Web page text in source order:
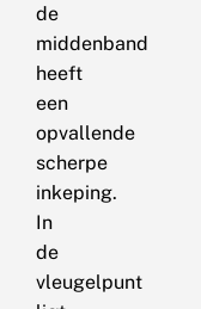
de
middenband
heeft
een
opvallende
scherpe
inkeping.
In
de
vleugelpunt